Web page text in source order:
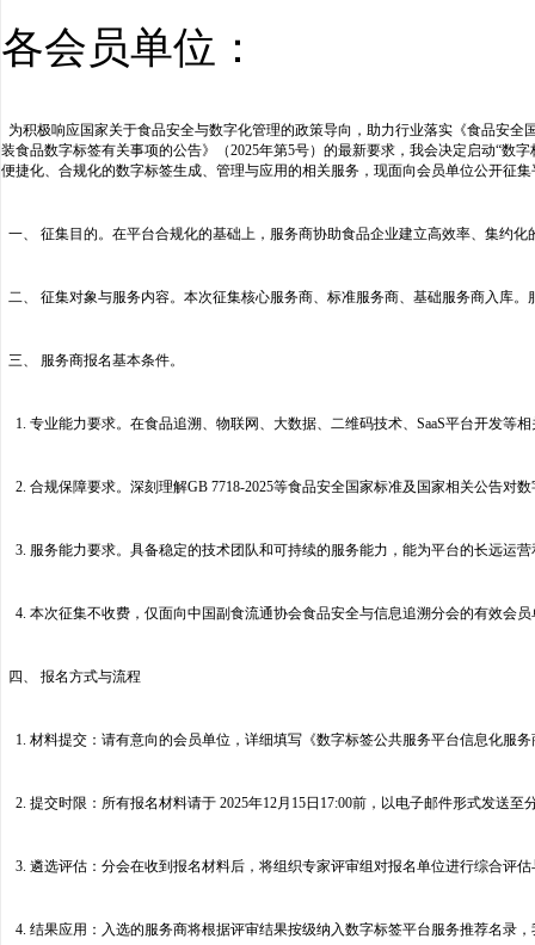
各会员单位：
为积极响应国家关于食品安全与数字化管理的政策导向，助力行业落实《食品安
装食品数字标签有关事项的公告》（2025年第5号）的最新要求，我会决定启动“数
便捷化、合规化的数字标签生成、管理与应用的相关服务，现面向会员单位公开征
一、 征集目的。在平台合规化的基础上，服务商协助食品企业建立高效率、集约化
二、 征集对象与服务内容。本次征集核心服务商、标准服务商、基础服务商入库
三、 服务商报名基本条件。
1. 专业能力要求。在食品追溯、物联网、大数据、二维码技术、SaaS平台开发等
2. 合规保障要求。深刻理解GB 7718-2025等食品安全国家标准及国家相关公告对
3. 服务能力要求。具备稳定的技术团队和可持续的服务能力，能为平台的长远运
4. 本次征集不收费，仅面向中国副食流通协会食品安全与信息追溯分会的有效会员
四、 报名方式与流程
1. 材料提交：请有意向的会员单位，详细填写《数字标签公共服务平台信息化服
2. 提交时限：所有报名材料请于 2025年12月15日17:00前，以电子邮件形式发送至
3. 遴选评估：分会在收到报名材料后，将组织专家评审组对报名单位进行综合评估
4. 结果应用：入选的服务商将根据评审结果按级纳入数字标签平台服务推荐名录